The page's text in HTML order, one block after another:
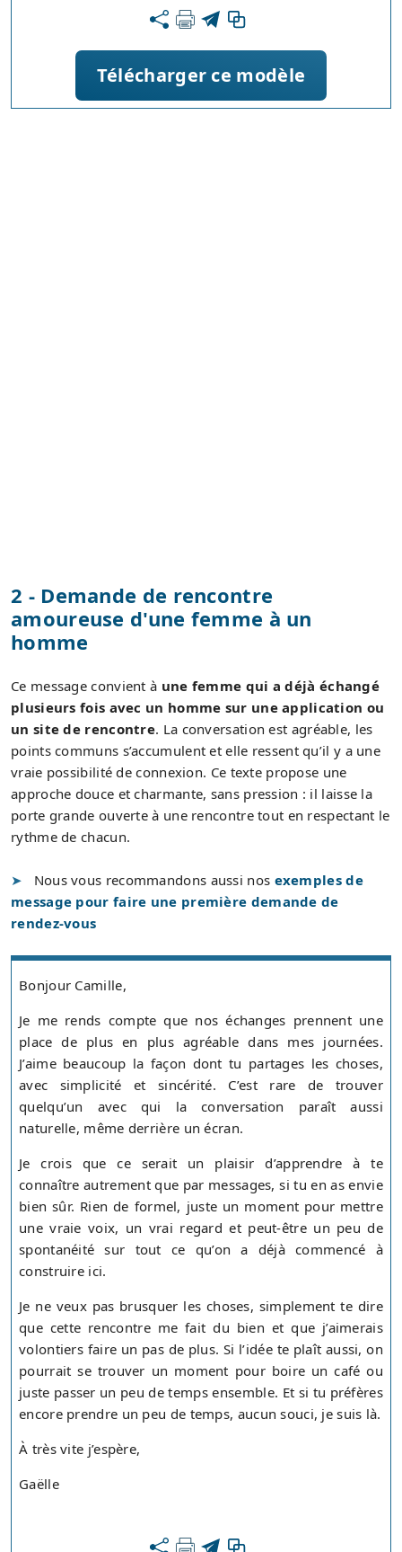
Télécharger ce modèle
2 - Demande de rencontre
amoureuse d'une femme à un
homme
Ce message convient à une femme qui a déjà échangé
plusieurs fois avec un homme sur une application ou
un site de rencontre. La conversation est agréable, les
points communs s’accumulent et elle ressent qu’il y a une
vraie possibilité de connexion. Ce texte propose une
approche douce et charmante, sans pression : il laisse la
porte grande ouverte à une rencontre tout en respectant le
rythme de chacun.
Nous vous recommandons aussi nos exemples de
message pour faire une première demande de
rendez-vous
Bonjour Camille,
Je me rends compte que nos échanges prennent une
place de plus en plus agréable dans mes journées.
J’aime beaucoup la façon dont tu partages les choses,
avec simplicité et sincérité. C’est rare de trouver
quelqu’un avec qui la conversation paraît aussi
naturelle, même derrière un écran.
Je crois que ce serait un plaisir d’apprendre à te
connaître autrement que par messages, si tu en as envie
bien sûr. Rien de formel, juste un moment pour mettre
une vraie voix, un vrai regard et peut-être un peu de
spontanéité sur tout ce qu’on a déjà commencé à
construire ici.
Je ne veux pas brusquer les choses, simplement te dire
que cette rencontre me fait du bien et que j’aimerais
volontiers faire un pas de plus. Si l’idée te plaît aussi, on
pourrait se trouver un moment pour boire un café ou
juste passer un peu de temps ensemble. Et si tu préfères
encore prendre un peu de temps, aucun souci, je suis là.
À très vite j’espère,
Gaëlle